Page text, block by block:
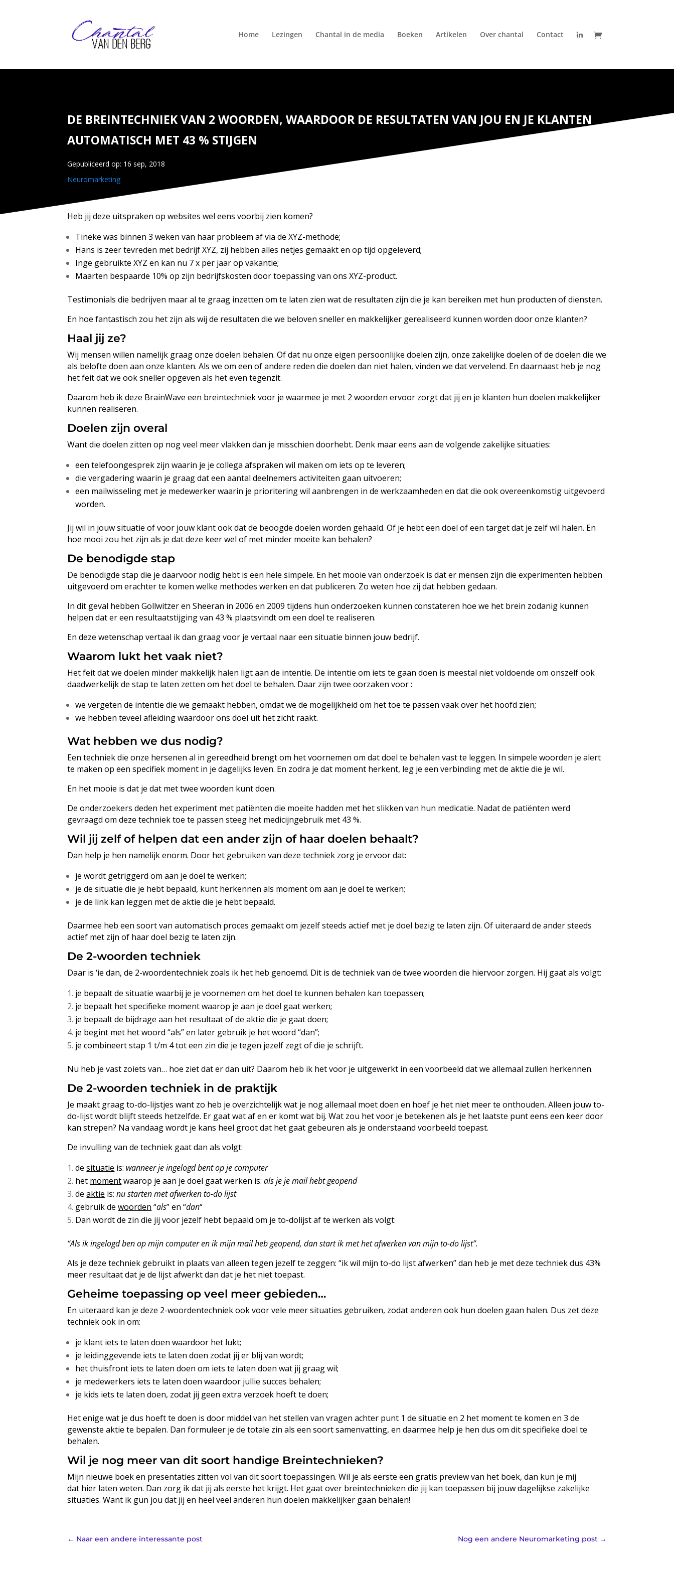
Home Lezingen Chantal in de media Boeken Artikelen Over chantal Contact
DE BREINTECHNIEK VAN 2 WOORDEN, WAARDOOR DE RESULTATEN VAN JOU EN JE KLANTEN
AUTOMATISCH MET 43 % STIJGEN
Gepubliceerd op: 16 sep, 2018
Neuromarketing
Heb jij deze uitspraken op websites wel eens voorbij zien komen?
Tineke was binnen 3 weken van haar probleem af via de XYZ-methode;
Hans is zeer tevreden met bedrijf XYZ, zij hebben alles netjes gemaakt en op tijd opgeleverd;
Inge gebruikte XYZ en kan nu 7 x per jaar op vakantie;
Maarten bespaarde 10% op zijn bedrijfskosten door toepassing van ons XYZ-product.
Testimonials die bedrijven maar al te graag inzetten om te laten zien wat de resultaten zijn die je kan bereiken met hun producten of diensten.
En hoe fantastisch zou het zijn als wij de resultaten die we beloven sneller en makkelijker gerealiseerd kunnen worden door onze klanten?
Haal jij ze?
Wij mensen willen namelijk graag onze doelen behalen. Of dat nu onze eigen persoonlijke doelen zijn, onze zakelijke doelen of de doelen die we
als belofte doen aan onze klanten. Als we om een of andere reden die doelen dan niet halen, vinden we dat vervelend. En daarnaast heb je nog
het feit dat we ook sneller opgeven als het even tegenzit.
Daarom heb ik deze BrainWave een breintechniek voor je waarmee je met 2 woorden ervoor zorgt dat jij en je klanten hun doelen makkelijker
kunnen realiseren.
Doelen zijn overal
Want die doelen zitten op nog veel meer vlakken dan je misschien doorhebt. Denk maar eens aan de volgende zakelijke situaties:
een telefoongesprek zijn waarin je je collega afspraken wil maken om iets op te leveren;
die vergadering waarin je graag dat een aantal deelnemers activiteiten gaan uitvoeren;
een mailwisseling met je medewerker waarin je prioritering wil aanbrengen in de werkzaamheden en dat die ook overeenkomstig uitgevoerd
worden.
Jij wil in jouw situatie of voor jouw klant ook dat de beoogde doelen worden gehaald. Of je hebt een doel of een target dat je zelf wil halen. En
hoe mooi zou het zijn als je dat deze keer wel of met minder moeite kan behalen?
De benodigde stap
De benodigde stap die je daarvoor nodig hebt is een hele simpele. En het mooie van onderzoek is dat er mensen zijn die experimenten hebben
uitgevoerd om erachter te komen welke methodes werken en dat publiceren. Zo weten hoe zij dat hebben gedaan.
In dit geval hebben Gollwitzer en Sheeran in 2006 en 2009 tijdens hun onderzoeken kunnen constateren hoe we het brein zodanig kunnen
helpen dat er een resultaatstijging van 43 % plaatsvindt om een doel te realiseren.
En deze wetenschap vertaal ik dan graag voor je vertaal naar een situatie binnen jouw bedrijf.
Waarom lukt het vaak niet?
Het feit dat we doelen minder makkelijk halen ligt aan de intentie. De intentie om iets te gaan doen is meestal niet voldoende om onszelf ook
daadwerkelijk de stap te laten zetten om het doel te behalen. Daar zijn twee oorzaken voor :
we vergeten de intentie die we gemaakt hebben, omdat we de mogelijkheid om het toe te passen vaak over het hoofd zien;
we hebben teveel afleiding waardoor ons doel uit het zicht raakt.
Wat hebben we dus nodig?
Een techniek die onze hersenen al in gereedheid brengt om het voornemen om dat doel te behalen vast te leggen. In simpele woorden je alert
te maken op een specifiek moment in je dagelijks leven. En zodra je dat moment herkent, leg je een verbinding met de aktie die je wil.
En het mooie is dat je dat met twee woorden kunt doen.
De onderzoekers deden het experiment met patiënten die moeite hadden met het slikken van hun medicatie. Nadat de patiënten werd
gevraagd om deze techniek toe te passen steeg het medicijngebruik met 43 %.
Wil jij zelf of helpen dat een ander zijn of haar doelen behaalt?
Dan help je hen namelijk enorm. Door het gebruiken van deze techniek zorg je ervoor dat:
je wordt getriggerd om aan je doel te werken;
je de situatie die je hebt bepaald, kunt herkennen als moment om aan je doel te werken;
je de link kan leggen met de aktie die je hebt bepaald.
Daarmee heb een soort van automatisch proces gemaakt om jezelf steeds actief met je doel bezig te laten zijn. Of uiteraard de ander steeds
actief met zijn of haar doel bezig te laten zijn.
De 2-woorden techniek
Daar is ‘ie dan, de 2-woordentechniek zoals ik het heb genoemd. Dit is de techniek van de twee woorden die hiervoor zorgen. Hij gaat als volgt:
je bepaalt de situatie waarbij je je voornemen om het doel te kunnen behalen kan toepassen;
je bepaalt het specifieke moment waarop je aan je doel gaat werken;
je bepaalt de bijdrage aan het resultaat of de aktie die je gaat doen;
je begint met het woord “als” en later gebruik je het woord “dan”;
je combineert stap 1 t/m 4 tot een zin die je tegen jezelf zegt of die je schrijft.
Nu heb je vast zoiets van… hoe ziet dat er dan uit? Daarom heb ik het voor je uitgewerkt in een voorbeeld dat we allemaal zullen herkennen.
De 2-woorden techniek in de praktijk
Je maakt graag to-do-lijstjes want zo heb je overzichtelijk wat je nog allemaal moet doen en hoef je het niet meer te onthouden. Alleen jouw to-
do-lijst wordt blijft steeds hetzelfde. Er gaat wat af en er komt wat bij. Wat zou het voor je betekenen als je het laatste punt eens een keer door
kan strepen? Na vandaag wordt je kans heel groot dat het gaat gebeuren als je onderstaand voorbeeld toepast.
De invulling van de techniek gaat dan als volgt:
desituatie is: wanneer je ingelogd bent op je computer
het momentwaarop je aan je doel gaat werken is:als je je mail hebt geopend
deaktie is:nu starten met afwerken to-do lijst
gebruik dewoorden “als” en “dan“
Dan wordt de zin die jij voor jezelf hebt bepaald om je to-dolijst af te werken als volgt:
“Als ik ingelogd ben op mijn computer en ik mijn mail heb geopend, dan start ik met het afwerken van mijn to-do lijst”.
Als je deze techniek gebruikt in plaats van alleen tegen jezelf te zeggen: “ik wil mijn to-do lijst afwerken” dan heb je met deze techniek dus 43%
meer resultaat dat je de lijst afwerkt dan dat je het niet toepast.
Geheime toepassing op veel meer gebieden…
En uiteraard kan je deze 2-woordentechniek ook voor vele meer situaties gebruiken, zodat anderen ook hun doelen gaan halen. Dus zet deze
techniek ook in om:
je klant iets te laten doen waardoor het lukt;
je leidinggevende iets te laten doen zodat jij er blij van wordt;
het thuisfront iets te laten doen om iets te laten doen wat jij graag wil;
je medewerkers iets te laten doen waardoor jullie succes behalen;
je kids iets te laten doen, zodat jij geen extra verzoek hoeft te doen;
Het enige wat je dus hoeft te doen is door middel van het stellen van vragen achter punt 1 de situatie en 2 het moment te komen en 3 de
gewenste aktie te bepalen. Dan formuleer je de totale zin als een soort samenvatting, en daarmee help je hen dus om dit specifieke doel te
behalen.
Wil je nog meer van dit soort handige Breintechnieken?
Mijn nieuwe boek en presentaties zitten vol van dit soort toepassingen. Wil je als eerste een gratis preview van het boek, dan kun je mij
dat hier laten weten. Dan zorg ik dat jij als eerste het krijgt. Het gaat over breintechnieken die jij kan toepassen bij jouw dagelijkse zakelijke
situaties. Want ik gun jou dat jij en heel veel anderen hun doelen makkelijker gaan behalen!
← Naar een andere interessante post Nog een andere Neuromarketing post→